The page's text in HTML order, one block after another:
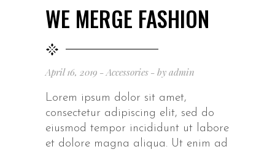
WE MERGE FASHION
April 16, 2019 Accessories by admin
Lorem ipsum dolor sit amet,
consectetur adipiscing elit, sed do
eiusmod tempor incididunt ut labore
et dolore magna aliqua. Ut enim ad